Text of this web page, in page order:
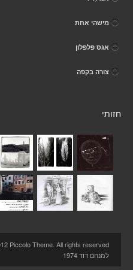
מישהי אחת
אגס פלפלון
צורה בקפה
חזותי
למנחם דוד 1974